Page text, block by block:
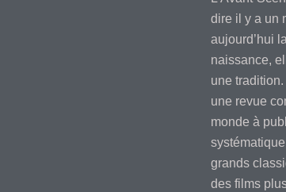
dire il y a un
aujourd’hui
naissance,
une
une revue
monde à
grands
des films